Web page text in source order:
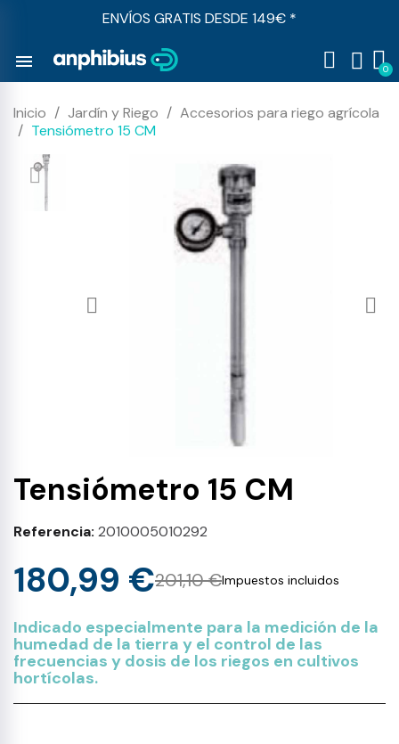
ENVÍOS GRATIS DESDE 149€ *
menu
Inicio Jardín y Riego
Accesorios para riego agrícola
Tensiómetro 15 CM
Tensiómetro 15 CM
Referencia 2010005010292
201,10 €
180,99 € Impuestos incluidos
Indicado especialmente para la medición de la
humedad de la tierra y el control de las
frecuencias y dosis de los riegos en cultivos
hortícolas.